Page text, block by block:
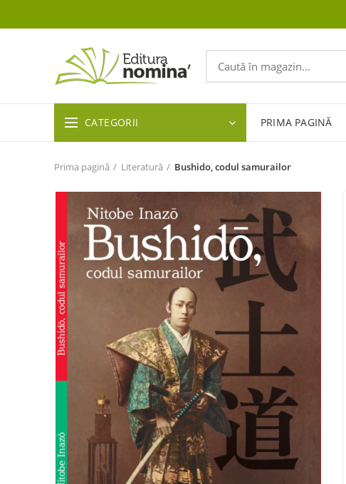
CATEGORII PRIMA PAGINĂ
Prima pagină Literatură Bushido, codul samurailor